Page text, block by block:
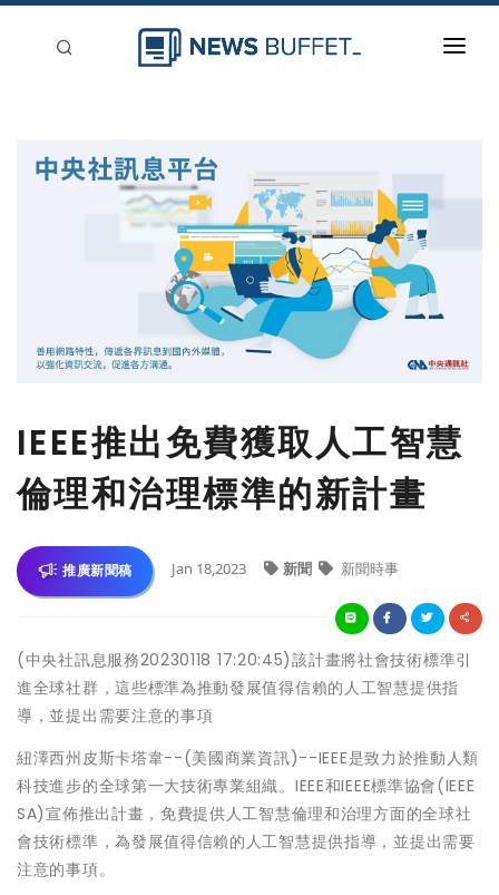
IEEE推出免費獲取人工智慧
倫理和治理標準的新計畫
推廣新聞稿 Jan 18,2023 新聞 新聞時事
(中央社訊息服務20230118 17:20:45)該計畫將社會技術標準引
進全球社群，這些標準為推動發展值得信賴的人工智慧提供指
導，並提出需要注意的事項
紐澤西州皮斯卡塔韋--(美國商業資訊)--IEEE是致力於推動人類
科技進步的全球第一大技術專業組織。IEEE和IEEE標準協會(IEEE
SA)宣佈推出計畫，免費提供人工智慧倫理和治理方面的全球社
會技術標準，為發展值得信賴的人工智慧提供指導，並提出需要
注意的事項。